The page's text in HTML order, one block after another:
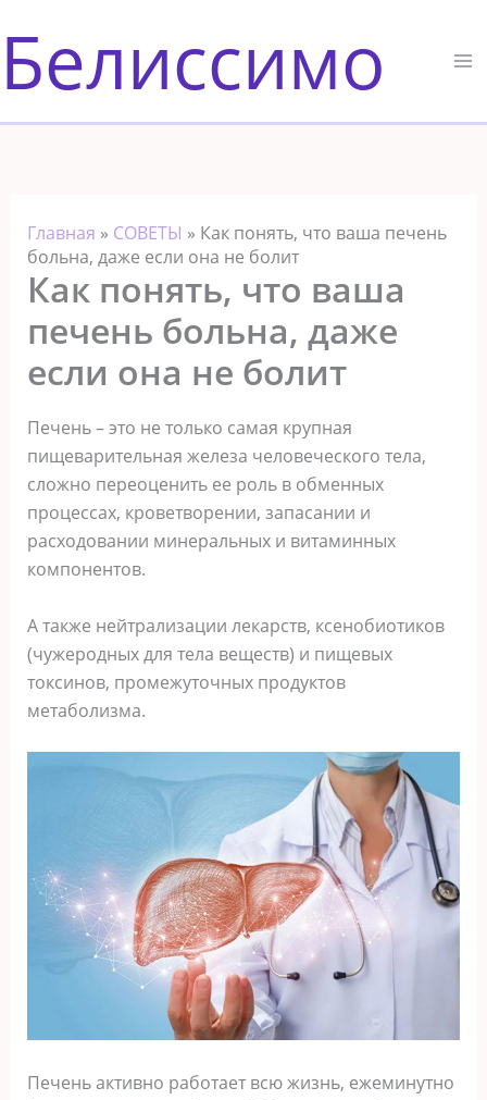
к
содержимому
Белиссимо
Главная » СОВЕТЫ » Как понять, что ваша печень
больна, даже если она не болит
Как понять, что ваша
печень больна, даже
если она не болит
Печень – это не только самая крупная
пищеварительная железа человеческого тела,
сложно переоценить ее роль в обменных
процессах, кроветворении, запасании и
расходовании минеральных и витаминных
компонентов.
А также нейтрализации лекарств, ксенобиотиков
(чужеродных для тела веществ) и пищевых
токсинов, промежуточных продуктов
метаболизма.
Печень активно работает всю жизнь, ежеминутно